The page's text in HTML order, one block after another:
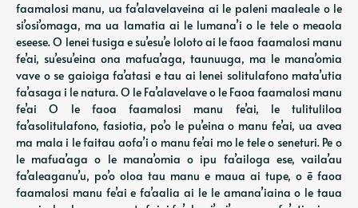
faamalosi manu, ua fa’alavelaveina ai le paleni maaleale o le
si’osi’omaga, ma ua lamatia ai le lumana’i o le tele o meaola
eseese. O lenei tusiga e su’esu’e loloto ai le faoa faamalosi manu
fe’ai, su’esu’eina ona mafua’aga, taunuuga, ma le mana’omia
vave o se gaioiga fa’atasi e tau ai lenei solitulafono mata’utia
fa’asaga i le natura. O le Fa’alavelave o le Faoa faamalosi manu
fe’ai O le faoa faamalosi manu fe’ai, le tulituliloa
fa’asolitulafono, fasiotia, po’o le pu’eina o manu fe’ai, ua avea
ma mala i le faitau aofa’i o manu fe’ai mo le tele o seneturi. Pe o
le mafua’aga o le mana’omia o ipu fa’ailoga ese, vaila’au
fa’aleaganu’u, po’o oloa tau manu e maua ai tupe, o ē faoa
faamalosi manu fe’ai e fa’aalia ai le le amana’iaina o le taua